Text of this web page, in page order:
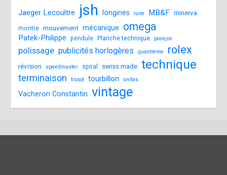
Jaeger Lecoultre jsh longines lune MB&F minerva
montre mouvement mécanique omega
Patek-Philippe pendule Planche technique poinçon
polissage publicités horlogères quantième rolex
révision speedmaster spiral swiss made technique
terminaison tissot tourbillon unitas
Vacheron Constantin vintage